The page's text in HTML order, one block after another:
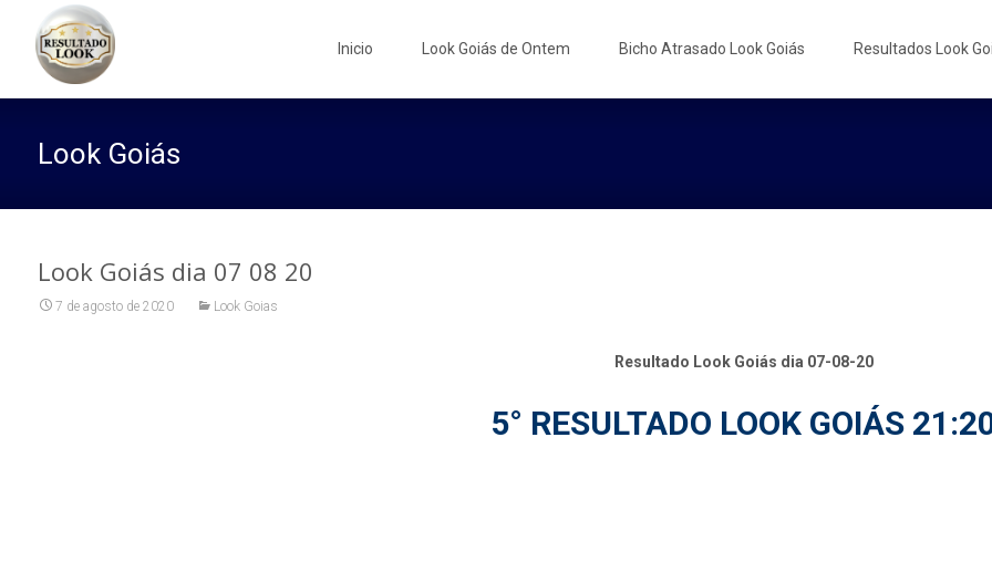
Inicio Look Goiás de Ontem Bicho Atrasado Look Goiás Resultados Look
Look Goiás
Look Goiás dia 07 08 20
7 de agosto de 2020 Look Goias
Resultado Look Goiás dia 07-08-20
5° RESULTADO LOOK GOIÁS